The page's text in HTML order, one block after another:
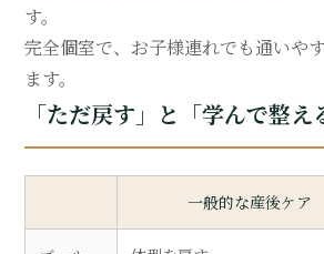
す。
完全個室で、お子様連れでも通いや
ます。
「ただ戻す」と「学んで整
一般的な産後ケア